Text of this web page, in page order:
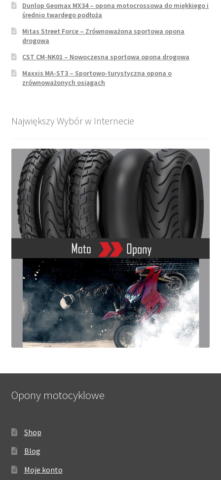
Dunlop Geomax MX34 – opona motocrossowa do miękkiego i
średnio twardego podłoża
Mitas Street Force – Zrównoważona sportowa opona
drogowa
CST CM-NK01 – Nowoczesna sportowa opona drogowa
Maxxis MA-ST3 – Sportowo-turystyczna opona o
zrównoważonych osiągach
Największy Wybór w Internecie
Opony motocyklowe
Shop
Blog
Moje konto